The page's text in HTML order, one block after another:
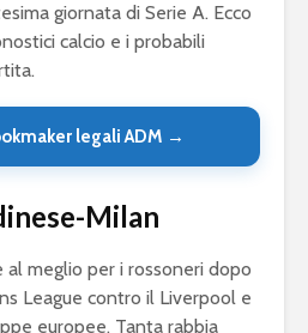
giornata di Serie A. Ecco
calcio e i probabili
legali ADM →
Milan
al meglio per i rossoneri dopo
League contro il Liverpool e
europee. Tanta rabbia